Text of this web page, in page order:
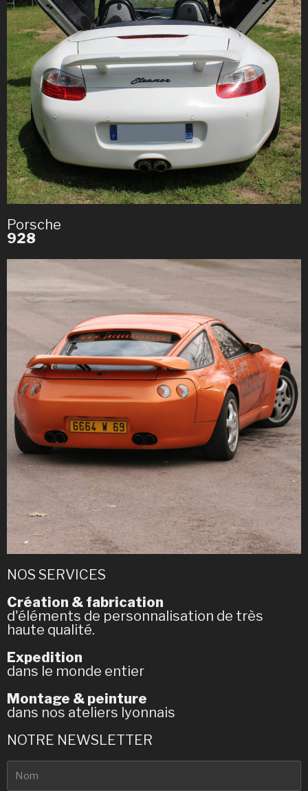
Porsche
928
NOS SERVICES
Création & fabrication
d'éléments de personnalisation de très
haute qualité.
Expedition
dans le monde entier
Montage & peinture
dans nos ateliers lyonnais
NOTRE NEWSLETTER